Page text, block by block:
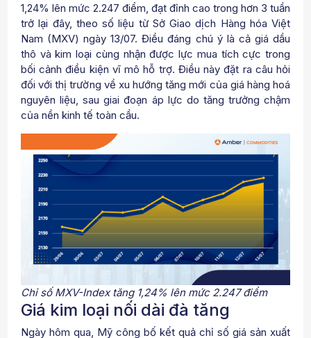
1,24% lên mức 2.247 điểm, đạt đỉnh cao trong hơn 3 tuần
trở lại đây, theo số liệu từ Sở Giao dịch Hàng hóa Việt
Nam (MXV) ngày 13/07. Điều đáng chú ý là cả giá dầu
thô và kim loại cùng nhận được lực mua tích cực trong
bối cảnh điều kiện vĩ mô hỗ trợ. Điều này đặt ra câu hỏi
đối với thị trường về xu hướng tăng mới của giá hàng hoá
nguyên liệu, sau giai đoạn áp lực do tăng trưởng chậm
của nền kinh tế toàn cầu.
Chỉ số MXV-Index tăng 1,24% lên mức 2.247 điểm
Giá kim loại nối dài đà tăng
Ngày hôm qua, Mỹ công bố kết quả chỉ số giá sản xuất